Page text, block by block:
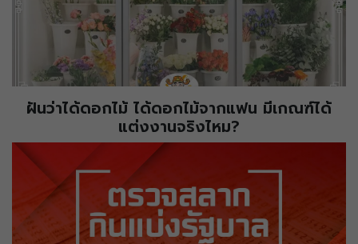
ฝันว่าได้ดอกไม้ ได้ดอกไม้จากแฟน มีเกณฑ์ได้
แต่งงานจริงไหม?